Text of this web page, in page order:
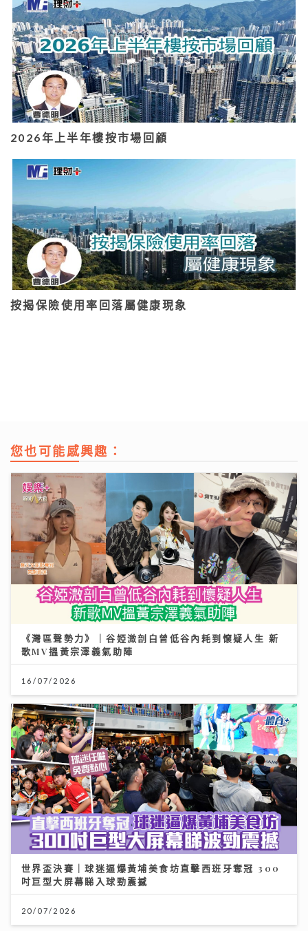
2026年上半年樓按市場回顧
按揭保險使用率回落屬健康現象
您也可能感興趣：
《灣區聲勢力》｜谷婭溦剖白曾低谷內耗到懷疑人生 新
歌MV搵黃宗澤義氣助陣
16/07/2026
世界盃決賽｜球迷逼爆黃埔美食坊直擊西班牙奪冠 300
吋巨型大屏幕睇入球勁震撼
20/07/2026